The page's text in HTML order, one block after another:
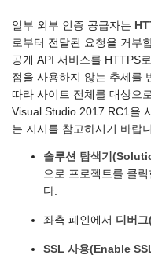
일부 외부 인증 공급자는
로부터 전달된 요청을 거부
공개 API 서비스를 HTTPS
점을 사용하지 않는 추세를
따라 사이트 전체를 대상으
Visual Studio 2017 RC1을
는 지시를 참고하시기 바랍
솔루션 탐색기
으로 프로젝트를 클릭
다.
좌측 패인에서 디버
SSL 사용(Enable